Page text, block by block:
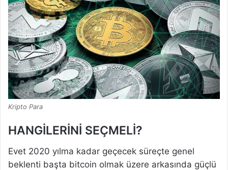
Kripto Para
HANGİLERİNİ SEÇMELİ?
Evet 2020 yılma kadar geçecek süreçte genel
beklenti başta bitcoin olmak üzere arkasında güçlü